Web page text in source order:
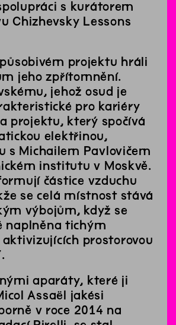
s kurátorem
Chizhevsky Lessons
projektu hráli
jeho zpřítomnění.
jehož osud je
pro kariéry
projektu, který spočívá
elektřinou,
s Michailem Pavlovičem
institutu v Moskvě.
částice vzduchu
se celá místnost stává
výbojům, když se
naplněna tichým
prostorovou
aparáty, které ji
Assaël jakési
v roce 2014 na